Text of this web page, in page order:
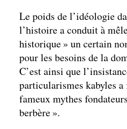
Le poids de l’idéologie
l’histoire a conduit à
historique » un certain
pour les besoins de la
C’est ainsi que
particularismes kabyles
fameux mythes
berbère ».